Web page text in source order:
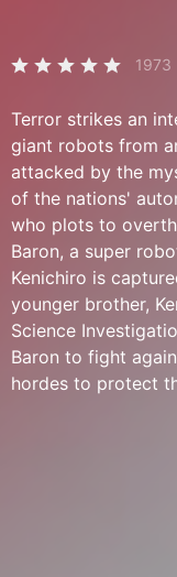
1973
Terror strikes an
giant robots from
attacked by the
of the nations'
who plots to
Baron, a super
Kenichiro is
younger brother,
Science
Baron to fight
hordes to protect